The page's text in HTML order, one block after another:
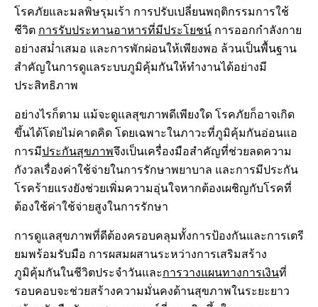
โรคภัยและมลพิษรุมเร้า การปรับเปลี่ยนพฤติกรรมการใช้
ชีวิต การรับประทานอาหารที่มีประโยชน์ การออกกำลังกาย
อย่างสม่ำเสมอ และการพักผ่อนให้เพียงพอ ล้วนเป็นพื้นฐาน
สำคัญในการดูแลระบบภูมิคุ้มกันให้ทำงานได้อย่างมี
ประสิทธิภาพ
อย่างไรก็ตาม แม้จะดูแลสุขภาพดีเพียงใด โรคภัยก็อาจเกิด
ขึ้นได้โดยไม่คาดคิด โดยเฉพาะในภาวะที่ภูมิคุ้มกันอ่อนแอ
การมีประกันสุขภาพจึงเป็นเครื่องมือสำคัญที่ช่วยลดความ
กังวลเรื่องค่าใช้จ่ายในการรักษาพยาบาล และการมีประกัน
โรคร้ายแรงยังช่วยเพิ่มความอุ่นใจหากต้องเผชิญกับโรคที่
ต้องใช้ค่าใช้จ่ายสูงในการรักษา
การดูแลสุขภาพที่ดีต้องครอบคลุมทั้งการป้องกันและการเตรี
ยมพร้อมรับมือ การผสมผสานระหว่างการเสริมสร้าง
ภูมิคุ้มกันในชีวิตประจำวันและการวางแผนทางการเงินที่
รอบคอบจะช่วยสร้างความมั่นคงด้านสุขภาพในระยะยาว